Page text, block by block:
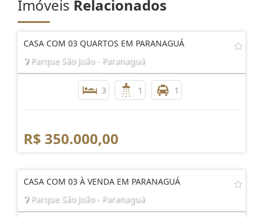
Imóveis Relacionados
CASA COM 03 QUARTOS EM PARANAGUÁ
Parque São João - Paranaguá
3 1 1
R$ 350.000,00
CASA COM 03 À VENDA EM PARANAGUÁ
Parque São João - Paranaguá